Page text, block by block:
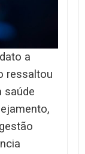
a
ressaltou
saúde